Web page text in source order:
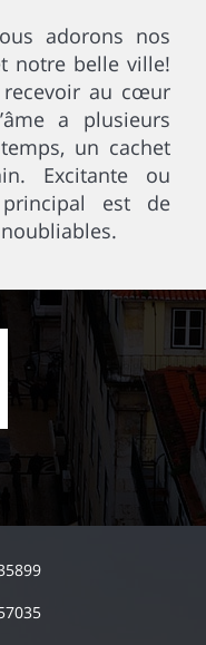
adorons nos
notre belle ville!
au cœur
a plusieurs
un cachet
Excitante ou
est de